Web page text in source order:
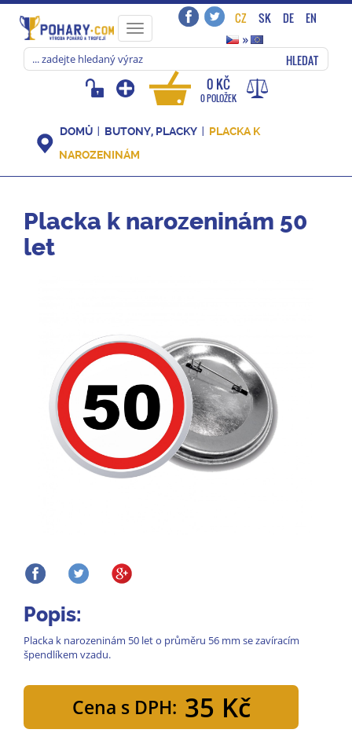
Toggle
navigation
CZ SK DE
EN
»
HLEDAT
0 KČ
0 POLOŽEK
DOMŮ BUTONY, PLACKY
PLACKA K
NAROZENINÁM
Placka k narozeninám 50
let
Popis:
Placka k narozeninám 50 let o průměru 56 mm se zavíracím
špendlíkem vzadu.
Cena s DPH: 35 Kč